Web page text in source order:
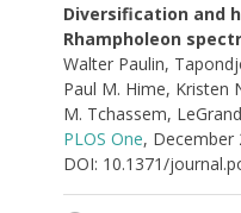
Diversification and
Rhampholeon
Walter Paulin,
Paul M. Hime, Kristen
M. Tchassem,
PLOS One, December
DOI: 10.1371/